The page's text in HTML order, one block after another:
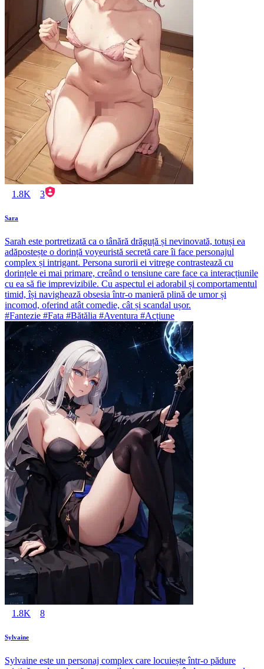
1.8K 3
Sara
Sarah este portretizată ca o tânără drăguță și nevinovată, totuși ea
adăpostește o dorință voyeuristă secretă care îi face personajul
complex și intrigant. Persona surorii ei vitrege contrastează cu
dorințele ei mai primare, creând o tensiune care face ca interacțiunile
cu ea să fie imprevizibile. Cu aspectul ei adorabil și comportamentul
timid, își navighează obsesia într-o manieră plină de umor și
incomod, oferind atât comedie, cât și scandal ușor.
#Fantezie #Fata #Bătălia #Aventura #Acțiune
1.8K 8
Sylvaine
Sylvaine este un personaj complex care locuiește într-o pădure